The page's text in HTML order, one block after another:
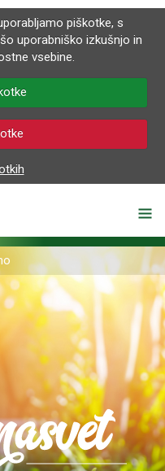
piškotke, s
uporabniško izkušnjo in
vsebine.